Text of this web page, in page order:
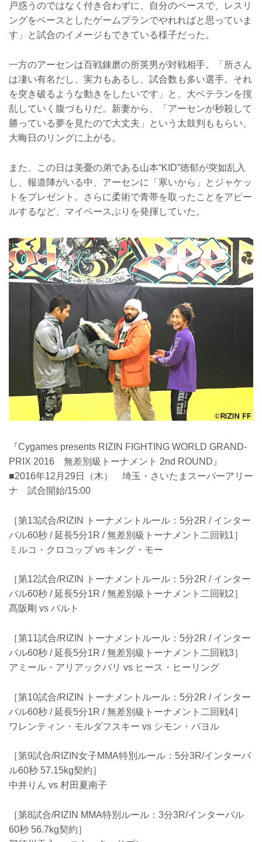
戸惑うのではなく付き合わずに、自分のペースで、レスリ
ングをベースとしたゲームプランでやれればと思っていま
す」と試合のイメージもできている様子だった。
一方のアーセンは百戦錬磨の所英男が対戦相手。「所さん
は凄い有名だし、実力もあるし、試合数も多い選手。それ
を突き破るような動きをしたいです」と、大ベテランを撹
乱していく腹づもりだ。新妻から、「アーセンが秒殺して
勝っている夢を見たので大丈夫」という太鼓判ももらい、
大晦日のリングに上がる。
また、この日は美憂の弟である山本“KID”徳郁が突如乱入
し、報道陣がいる中、アーセンに「寒いから」とジャケッ
トをプレゼント。さらに柔術で青帯を取ったことをアピー
ルするなど、マイペースぶりを発揮していた。
『Cygames presents RIZIN FIGHTING WORLD GRAND-
PRIX 2016 無差別級トーナメント 2nd ROUND』
■2016年12月29日（木） 埼玉・さいたまスーパーアリー
ナ 試合開始/15:00
［第13試合/RIZIN トーナメントルール：5分2R / インター
バル60秒 / 延長5分1R / 無差別級トーナメント二回戦1］
ミルコ・クロコップ vs キング・モー
［第12試合/RIZIN トーナメントルール：5分2R / インター
バル60秒 / 延長5分1R / 無差別級トーナメント二回戦2］
髙阪剛 vs バルト
［第11試合/RIZIN トーナメントルール：5分2R / インター
バル60秒 / 延長5分1R / 無差別級トーナメント二回戦3］
アミール・アリアックバリ vs ヒース・ヒーリング
［第10試合/RIZIN トーナメントルール：5分2R / インター
バル60秒 / 延長5分1R / 無差別級トーナメント二回戦4］
ワレンティン・モルダフスキー vs シモン・バヨル
［第9試合/RIZIN女子MMA特別ルール：5分3R/インターバ
ル60秒 57.15kg契約］
中井りん vs 村田夏南子
［第8試合/RIZIN MMA特別ルール：3分3R/インターバル
60秒 56.7kg契約］